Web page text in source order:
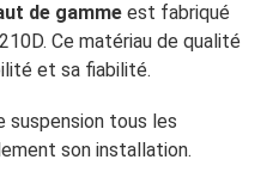
de gamme est fabriqué
Ce matériau de qualité
et sa fiabilité.
suspension tous les
son installation.